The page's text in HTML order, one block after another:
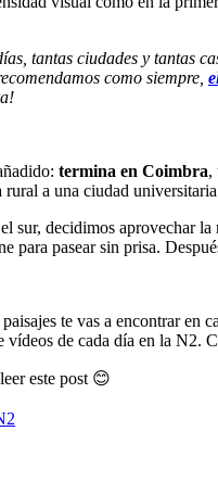
tantas ciudades y tantas
como siempre,
termina en Coimbra,
a una ciudad
sur, decidimos aprovechar la
para pasear sin prisa.
te vas a encontrar en
de cada día en la N2.
este post 😊